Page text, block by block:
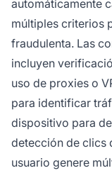
automáticamente
múltiples criterios
fraudulenta. Las
incluyen
uso de proxies o
para identificar
dispositivo para
detección de clics
usuario genere